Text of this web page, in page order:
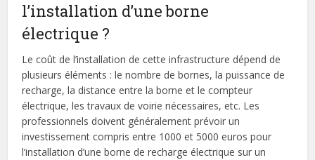
l’installation d’une borne
électrique ?
Le coût de l’installation de cette infrastructure dépend de
plusieurs éléments : le nombre de bornes, la puissance de
recharge, la distance entre la borne et le compteur
électrique, les travaux de voirie nécessaires, etc. Les
professionnels doivent généralement prévoir un
investissement compris entre 1000 et 5000 euros pour
l’installation d’une borne de recharge électrique sur un